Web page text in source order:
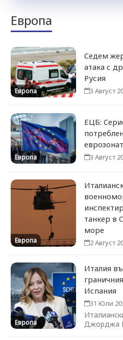
Европа
Европа
Седем
атака с
Русия
3 Август
Европа
ЕЦБ:
3 Август
Европа
танкер в
море
2 Август
Европа
Италия
Испания
31 Юли
Джорджа